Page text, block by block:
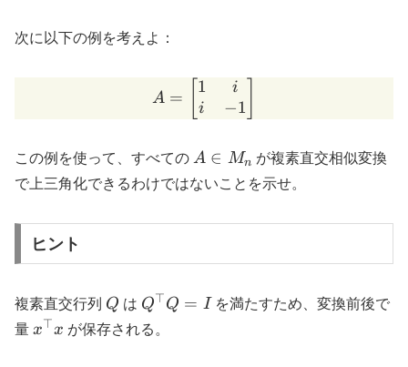
次に以下の例を考えよ：
A = \begin{bmatrix} 1
A =
1
i
i
−1
この例を使って、すべての A
\in
M_n
A ∈ Mn が複素直交相似変換
で上三角化できるわけではないことを示せ。
ヒント
複素直交行列 Q
Q は Q^{\top}Q
= I
Q⊤Q = I を満たすため、変換前後で
量 x^{\top}x
x⊤x が保存される。